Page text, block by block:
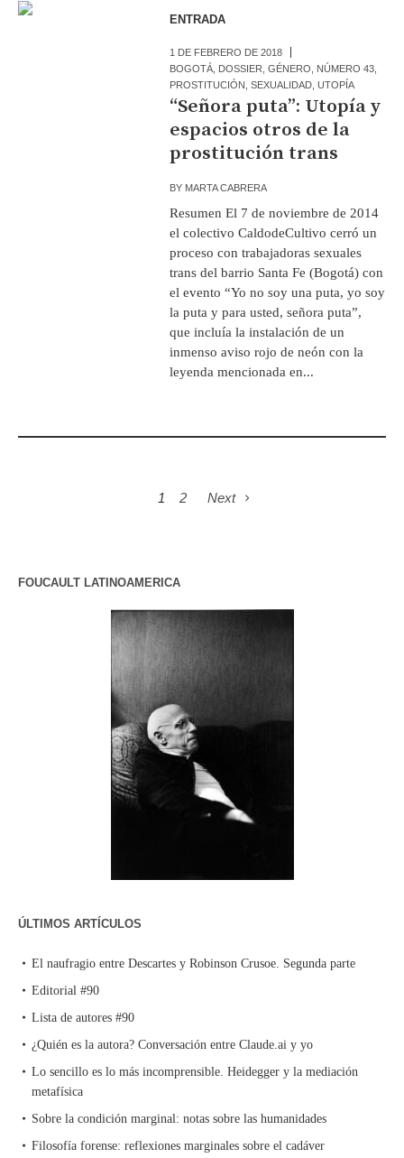
ENTRADA
1 DE FEBRERO DE 2018
BOGOTÁ DOSSIER ,GÉNERO NÚMERO 43
PROSTITUCIÓN ,SEXUALIDAD ,UTOPÍA
“Señora puta”: Utopía y
espacios otros de la
prostitución trans
BY MARTA CABRERA
Resumen El 7 de noviembre de 2014
el colectivo CaldodeCultivo cerró un
proceso con trabajadoras sexuales
trans del barrio Santa Fe (Bogotá) con
el evento “Yo no soy una puta, yo soy
la puta y para usted, señora puta”,
que incluía la instalación de un
inmenso aviso rojo de neón con la
leyenda mencionada en...
1 2 Next
FOUCAULT LATINOAMERICA
ÚLTIMOS ARTÍCULOS
El naufragio entre Descartes y Robinson Crusoe. Segunda parte
Editorial #90
Lista de autores #90
¿Quién es la autora? Conversación entre Claude.ai y yo
Lo sencillo es lo más incomprensible. Heidegger y la mediación
metafísica
Sobre la condición marginal: notas sobre las humanidades
Filosofía forense: reflexiones marginales sobre el cadáver